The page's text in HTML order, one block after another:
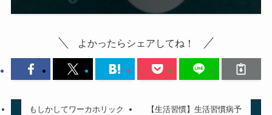
よかったらシェアしてね！
もしかしてワーカホリック
【生活習慣】生活習慣病予